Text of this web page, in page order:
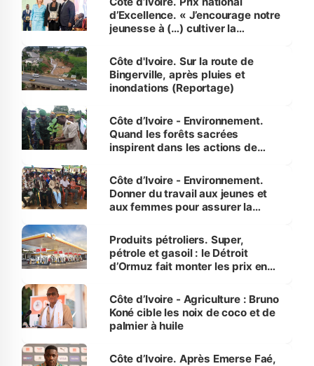
d’Excellence. « J’encourage notre
jeunesse à (…) cultiver la
(Alassane Ouattara
Côte d'Ivoire. Sur la route de
Bingerville, après pluies et
inondations (Reportage)
Côte d’Ivoire - Environnement.
Quand les forêts sacrées
inspirent dans les actions de
Côte d’Ivoire - Environnement.
Donner du travail aux jeunes et
aux femmes pour assurer la
menacées
Produits pétroliers. Super,
pétrole et gasoil : le Détroit
d’Ormuz fait monter les prix en
Côte d’Ivoire - Agriculture : Bruno
Koné cible les noix de coco et de
palmier à huile
Côte d’Ivoire. Après Emerse Faé,